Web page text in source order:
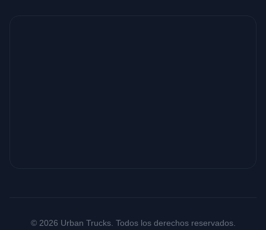
© 2026 Urban Trucks. Todos los derechos reservados.